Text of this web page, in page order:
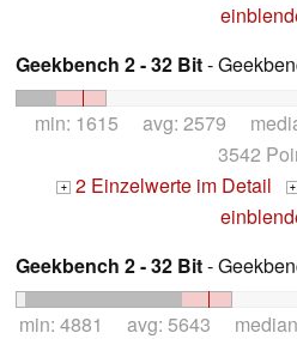
Geekbench 2 - 32 Bit-
min: 1615 avg: 2579
3542
+ 2 Einzelwerte im Detail +
Geekbench 2 - 32 Bit-
min: 4881 avg: 5643